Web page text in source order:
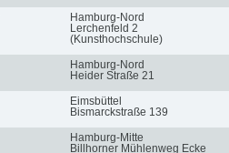
Hamburg-Nord
Lerchenfeld 2
(Kunsthochschule)
Hamburg-Nord
Heider Straße 21
Eimsbüttel
Bismarckstraße 139
Hamburg-Mitte
Billhorner Mühlenweg Ecke